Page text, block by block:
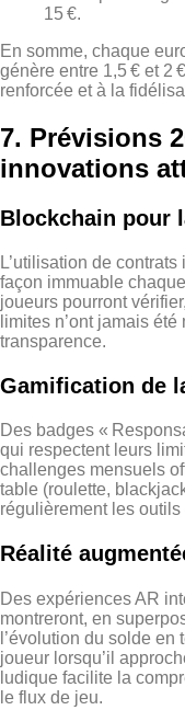
15 €.
En somme, chaque
génère entre 1,5 € et 2
renforcée et à la
7. Prévisions
innovations
Blockchain pour
L’utilisation de
façon immuable
joueurs pourront
limites n’ont jamais
transparence.
Gamification de
Des badges «
qui respectent leurs
challenges mensuels
table (roulette,
régulièrement les outils
Réalité
Des expériences AR
montreront, en
l’évolution du solde
joueur lorsqu’il
ludique facilite la
le flux de jeu.